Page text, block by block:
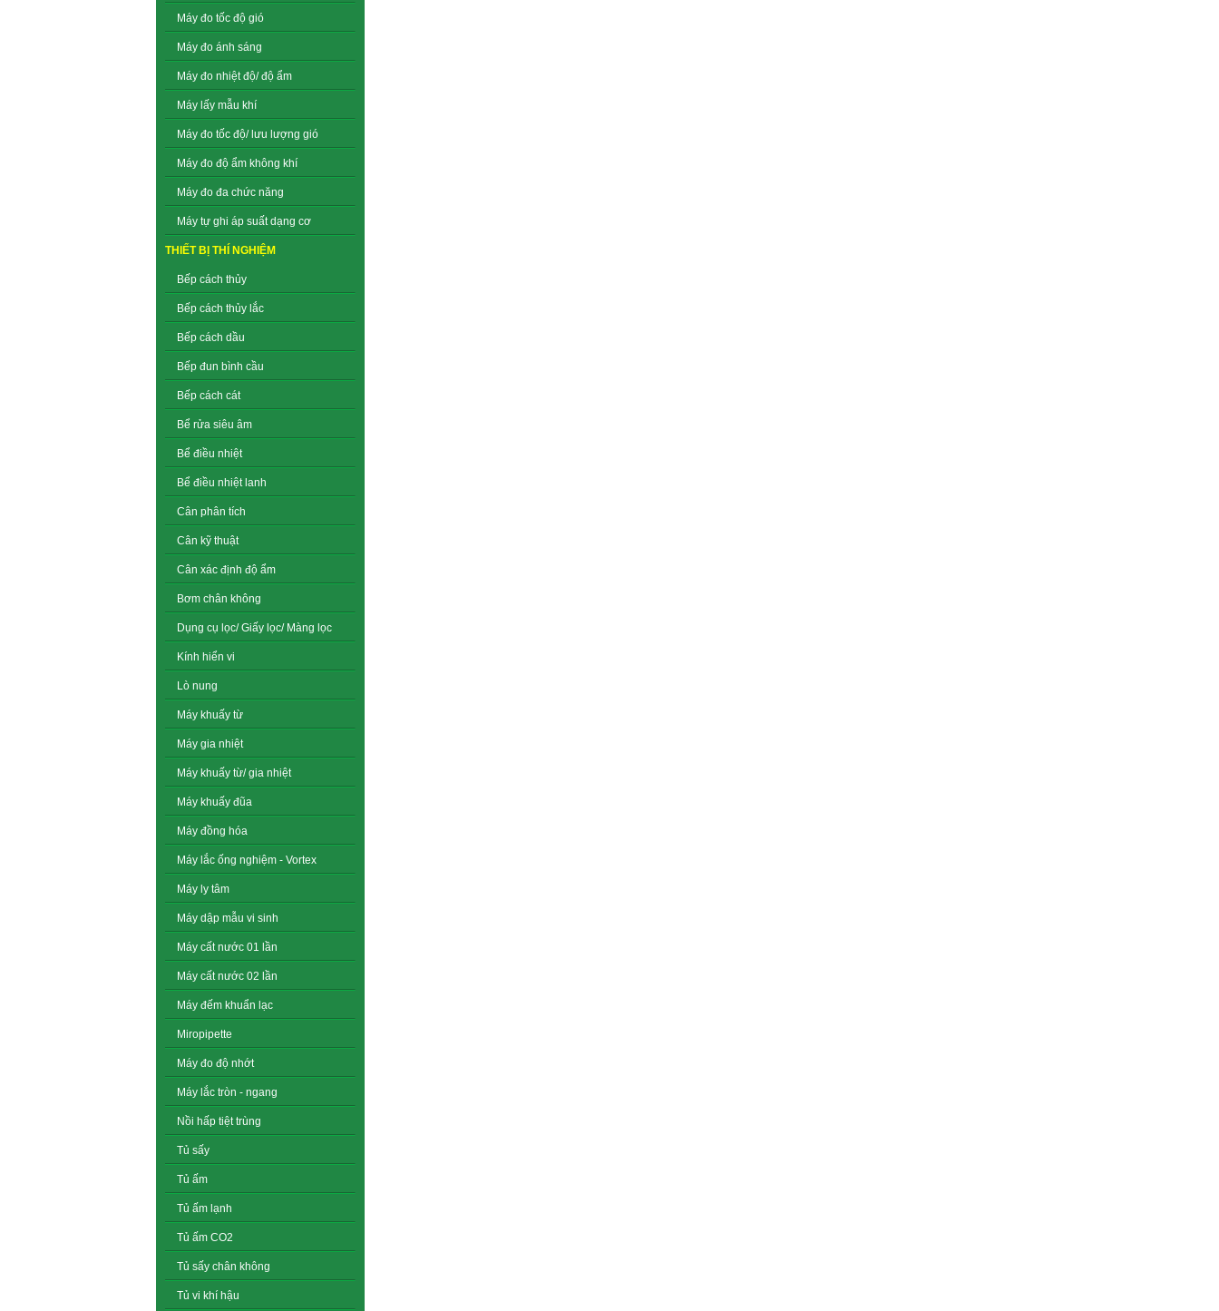
Máy đo tốc độ gió
Máy đo ánh sáng
Máy đo nhiệt độ/ độ ẩm
Máy lấy mẫu khí
Máy đo tốc độ/ lưu lượng gió
Máy đo độ ẩm không khí
Máy đo đa chức năng
Máy tự ghi áp suất dạng cơ
THIẾT BỊ THÍ NGHIỆM
Bếp cách thủy
Bếp cách thủy lắc
Bếp cách dầu
Bếp đun bình cầu
Bếp cách cát
Bể rửa siêu âm
Bể điều nhiệt
Bể điều nhiệt lanh
Cân phân tích
Cân kỹ thuật
Cân xác định độ ẩm
Bơm chân không
Dụng cụ lọc/ Giấy lọc/ Màng lọc
Kính hiển vi
Lò nung
Máy khuấy từ
Máy gia nhiệt
Máy khuấy từ/ gia nhiệt
Máy khuấy đũa
Máy đồng hóa
Máy lắc ống nghiệm - Vortex
Máy ly tâm
Máy dập mẫu vi sinh
Máy cất nước 01 lần
Máy cất nước 02 lần
Máy đếm khuẩn lạc
Miropipette
Máy đo độ nhớt
Máy lắc tròn - ngang
Nồi hấp tiệt trùng
Tủ sấy
Tủ ấm
Tủ ấm lạnh
Tủ ấm CO2
Tủ sấy chân không
Tủ vi khí hậu